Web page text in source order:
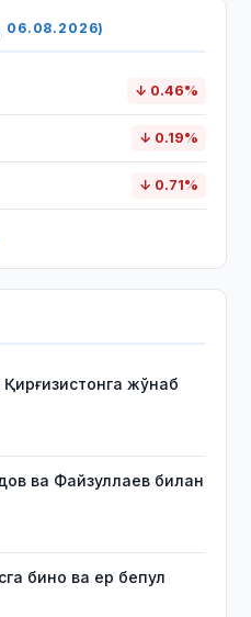
↓ 0.46%
↓ 0.19%
↓ 0.71%
жўнаб
ва Файзуллаев билан
бино ва ер бепул